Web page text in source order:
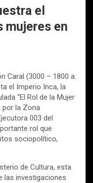
el
mujeres en
Caral (3000 – 1800 a.
el Imperio Inca, la
“El Rol de la Mujer
por la Zona
003 del
rol que
sociopolítico,
de Cultura, esta
las investigaciones